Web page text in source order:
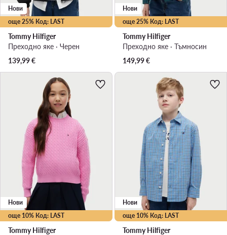
още 25% Код: LAST
Нови
Tommy Hilfiger
Преходно яке · Черен
139,99€
още 25% Код: LAST
Нови
Tommy Hilfiger
Преходно яке · Тъмносин
149,99€
още 10% Код: LAST
Нови
Tommy Hilfiger
още 10% Код: LAST
Нови
Tommy Hilfiger